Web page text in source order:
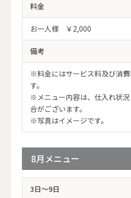
料金
お一人様 ￥2,000
備考
※料金にはサービス料及び消
す。
※メニュー内容は、仕入れ状
合がございます。
※写真はイメージです。
8月メニュー
3日～9日